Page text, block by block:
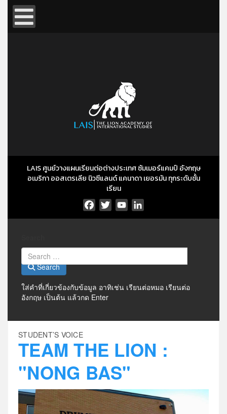
LAIS ศูนย์วางแผนเรียนต่อต่างประเทศ ซัมเมอร์แคมป์ อังกฤษ
อเมริกา ออสเตรเลีย นิวซีแลนด์ แคนาดา เยอรมัน ทุกระดับชั้น
เรียน
Facebook
TwitterYouTubeLinkedIn
Search
ใส่คำที่เกี่ยวข้องกับข้อมูล อาทิเช่น เรียนต่อหมอ เรียนต่อ
อังกฤษ เป็นต้น แล้วกด Enter
STUDENT’S VOICE
TEAM THE LION :
"NONG BAS"